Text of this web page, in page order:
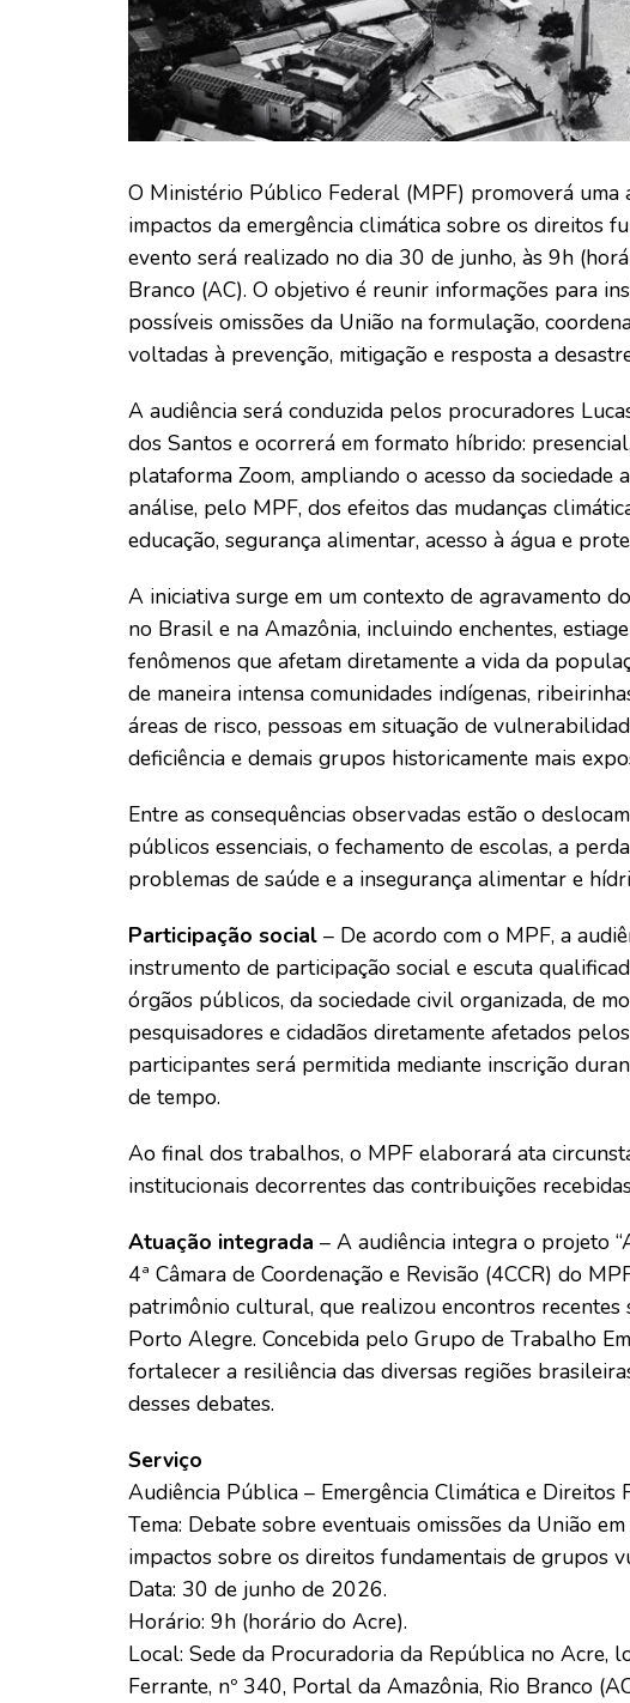
O Ministério Público Federal (MPF) promoverá uma
impactos da emergência climática sobre os direitos
evento será realizado no dia 30 de junho, às 9h
Branco (AC). O objetivo é reunir informações para
possíveis omissões da União na formulação,
voltadas à prevenção, mitigação e resposta a
A audiência será conduzida pelos procuradores
dos Santos e ocorrerá em formato híbrido:
plataforma Zoom, ampliando o acesso da
análise, pelo MPF, dos efeitos das mudanças
educação, segurança alimentar, acesso à água e
A iniciativa surge em um contexto de agravamento
no Brasil e na Amazônia, incluindo enchentes,
fenômenos que afetam diretamente a vida da
de maneira intensa comunidades indígenas,
áreas de risco, pessoas em situação de
deficiência e demais grupos historicamente mais
Entre as consequências observadas estão o
públicos essenciais, o fechamento de escolas, a
problemas de saúde e a insegurança alimentar e
Participação social – De acordo com o MPF, a
instrumento de participação social e escuta
órgãos públicos, da sociedade civil organizada, de
pesquisadores e cidadãos diretamente afetados
participantes será permitida mediante inscrição
de tempo.
Ao final dos trabalhos, o MPF elaborará ata
institucionais decorrentes das contribuições
Atuação integrada – A audiência integra o projeto
4ª Câmara de Coordenação e Revisão (4CCR) do
patrimônio cultural, que realizou encontros recentes
Porto Alegre. Concebida pelo Grupo de Trabalho
fortalecer a resiliência das diversas regiões
desses debates.
Serviço
Audiência Pública – Emergência Climática e Direitos
Tema: Debate sobre eventuais omissões da União
impactos sobre os direitos fundamentais de grupos
Data: 30 de junho de 2026.
Horário: 9h (horário do Acre).
Local: Sede da Procuradoria da República no Acre,
Ferrante, nº 340, Portal da Amazônia, Rio Branco